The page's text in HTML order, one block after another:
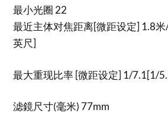
最小光圈 22
最近主体对焦距离[微距设定] 1.8
英尺]
最大重现比率 [微距设定] 1/7.1[1/
滤鏡尺寸(毫米) 77mm